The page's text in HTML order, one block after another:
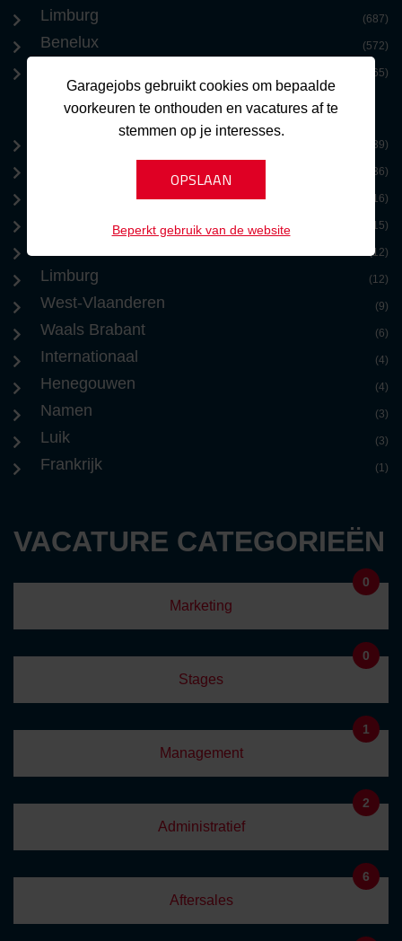
Limburg (687)
Benelux (572)
(365)
(39)
(36)
Oost-Vlaanderen (16)
Vlaams Brabant (15)
(12)
Limburg (12)
West-Vlaanderen (9)
Waals Brabant (6)
Internationaal (4)
Henegouwen (4)
Namen (3)
Luik (3)
Frankrijk (1)
VACATURE CATEGORIEËN
Marketing
0
Stages
0
Management
1
Administratief
2
Aftersales
6
Garagejobs gebruikt cookies om bepaalde
voorkeuren te onthouden en vacatures af te
stemmen op je interesses.
Beperkt gebruik van de website